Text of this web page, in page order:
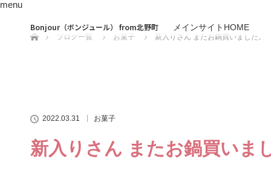
menu
Bonjour（ボンジュール） from北野町 メインサイトHOME
ホーム
ブログ一覧
お菓子 新入りさん またお鍋買いました。
2022.03.31 お菓子
新入りさん またお鍋買いま